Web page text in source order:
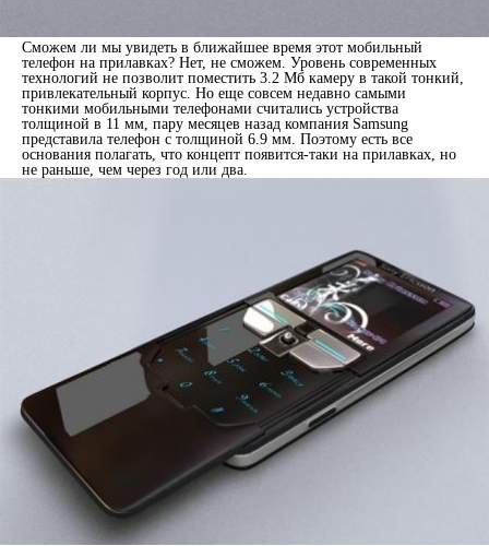
Сможем ли мы увидеть в ближайшее время этот мобильный
телефон на прилавках? Нет, не сможем. Уровень современных
технологий не позволит поместить 3.2 Мб камеру в такой тонкий,
привлекательный корпус. Но еще совсем недавно самыми
тонкими мобильными телефонами считались устройства
толщиной в 11 мм, пару месяцев назад компания Samsung
представила телефон с толщиной 6.9 мм. Поэтому есть все
основания полагать, что концепт появится-таки на прилавках, но
не раньше, чем через год или два.